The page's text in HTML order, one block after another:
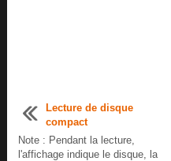
Lecture de disque
compact
Note : Pendant la lecture,
l'affichage indique le disque, la